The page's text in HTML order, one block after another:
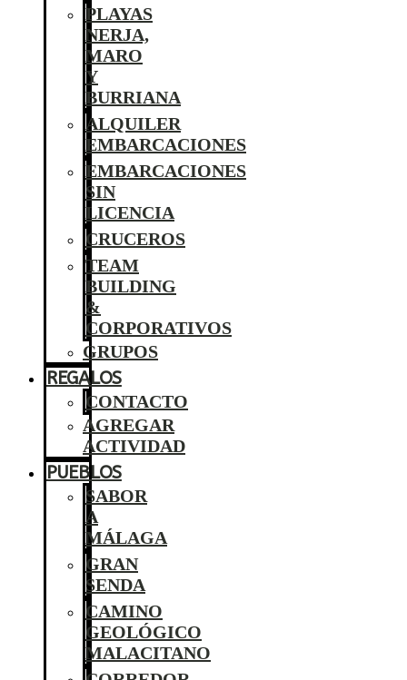
PLAYAS
NERJA,
MARO
Y
BURRIANA
ALQUILER
EMBARCACIONES
EMBARCACIONES
SIN
LICENCIA
CRUCEROS
TEAM
BUILDING
&
CORPORATIVOS
GRUPOS
REGALOS
CONTACTO
AGREGAR
ACTIVIDAD
PUEBLOS
SABOR
A
MÁLAGA
GRAN
SENDA
CAMINO
GEOLÓGICO
MALACITANO